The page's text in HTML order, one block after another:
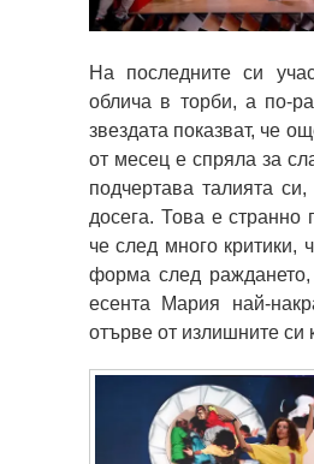
На последните си
облича в торби, а по-
звездата показват, че
от месец е спряла за
подчертава талията
досега. Това е странно
че след много критики,
форма след
есента Мария най-
отърве от излишните си